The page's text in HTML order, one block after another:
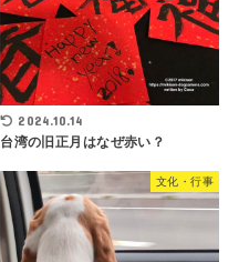
2024.10.14
台湾の旧正月はなぜ赤い？
文化・行事